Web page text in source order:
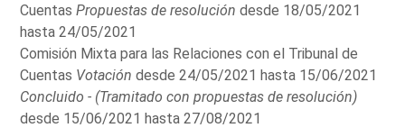
CuentasPropuestas de resolución desde 18/05/2021
hasta 24/05/2021
Comisión Mixta para las Relaciones con el Tribunal de
Cuentas Votación desde 24/05/2021 hasta 15/06/2021
Concluido - (Tramitado con propuestas de resolución)
desde 15/06/2021 hasta 27/08/2021